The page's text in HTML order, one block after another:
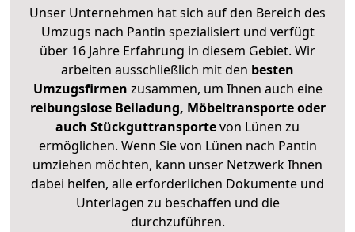
Unser Unternehmen hat sich auf den Bereich des
Umzugs nach Pantin spezialisiert und verfügt
über 16 Jahre Erfahrung in diesem Gebiet. Wir
arbeiten ausschließlich mit den besten
Umzugsfirmen zusammen, um Ihnen auch eine
reibungslose Beiladung, Möbeltransporte oder
auch Stückguttransportevon Lünen zu
ermöglichen. Wenn Sie von Lünen nach Pantin
umziehen möchten, kann unser Netzwerk Ihnen
dabei helfen, alle erforderlichen Dokumente und
Unterlagen zu beschaffen und die
durchzuführen.